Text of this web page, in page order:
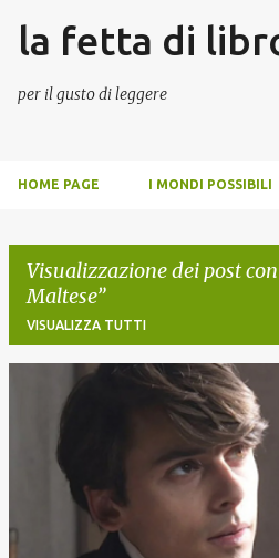
Passa ai
la fetta di
per il gusto di leggere
HOME PAGE I MONDI POSSIBILI
Visualizzazione dei post
Maltese
VISUALIZZA TUTTI